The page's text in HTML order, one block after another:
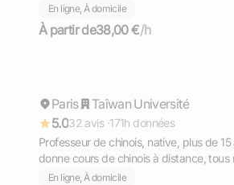
stage/CDI en finance
En ligne, À domicile
À partir de38,00 €/h
Répond rapidement
Paris
Taîwan Université
5.032 avis ·171h données
Professeur de chinois, native, plus de
donne cours de chinois à distance, tous
En ligne, À domicile